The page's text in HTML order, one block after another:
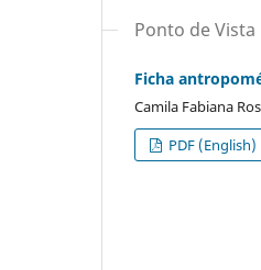
Ponto de Vista
Ficha
Camila Fabiana
PDF (English)